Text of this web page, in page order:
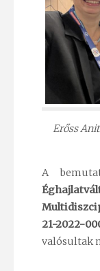
Erőss
A
21-2022-
valósultak